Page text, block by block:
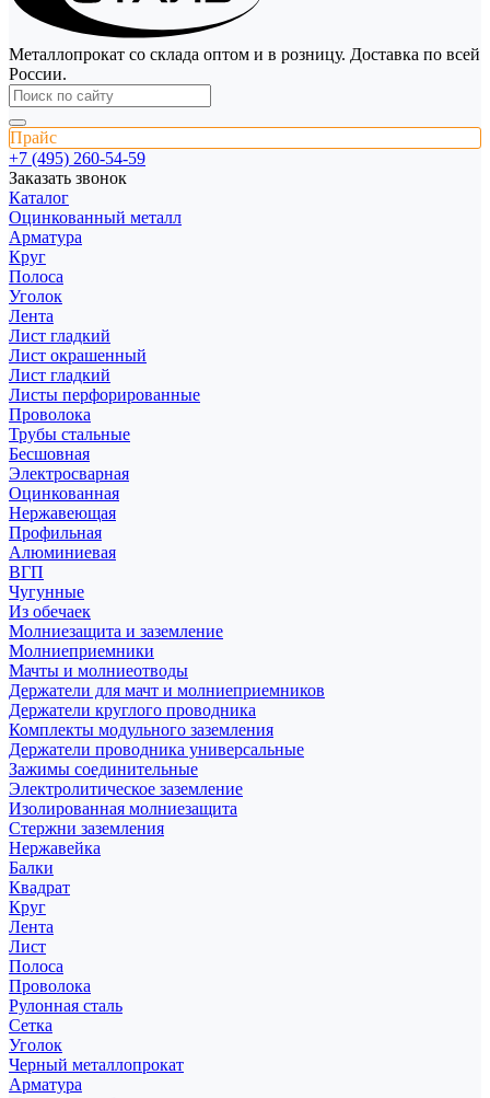
Металлопрокат со склада оптом и в розницу. Доставка по всей
России.
Прайс
+7 (495) 260-54-59
Заказать звонок
Каталог
Оцинкованный металл
Арматура
Круг
Полоса
Уголок
Лента
Лист гладкий
Лист окрашенный
Лист гладкий
Листы перфорированные
Проволока
Трубы стальные
Бесшовная
Электросварная
Оцинкованная
Нержавеющая
Профильная
Алюминиевая
ВГП
Чугунные
Из обечаек
Молниезащита и заземление
Молниеприемники
Мачты и молниеотводы
Держатели для мачт и молниеприемников
Держатели круглого проводника
Комплекты модульного заземления
Держатели проводника универсальные
Зажимы соединительные
Электролитическое заземление
Изолированная молниезащита
Стержни заземления
Нержавейка
Балки
Квадрат
Круг
Лента
Лист
Полоса
Проволока
Рулонная сталь
Сетка
Уголок
Черный металлопрокат
Арматура